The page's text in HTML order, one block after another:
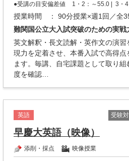
●受講の目安偏差値 1・2：～55.0 | 3・4
授業時間
： 90分授業×週1回／全
難関国公立大入試突破のための実戦
英文解釈・長文読解・英作文の演
現力を定着させ、本番入試で高得
ます。毎講、自宅課題として取り
度を確認…
英語 受験
早慶大英語（映像）
添削・採点 映像授業